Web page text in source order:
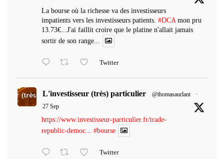
La bourse où la richesse va des investisseurs
impatients vers les investisseurs patients. #DCA mon pru
13.73€...J'ai faillit croire que le platine n'allait jamais
sortir de son range...
Twitter
L'investisseur (très) particulier @thomasaurlant
·
27 Sep
https://www.investisseur-particulier.fr/trade-
republic-democ... #bourse
Twitter